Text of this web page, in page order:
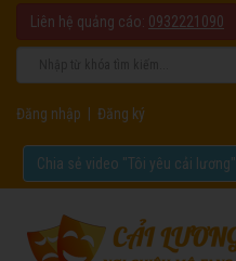
Liên hệ quảng cáo: 0932221090
Đăng nhập Đăng ký
Chia sẻ video "Tôi yêu cải lương".